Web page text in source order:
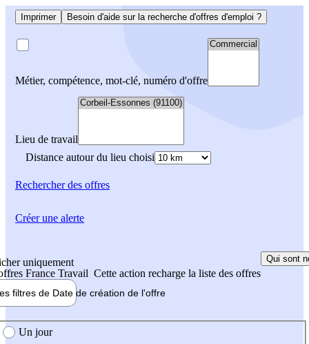
Imprimer Besoin d'aide sur la recherche d'offres d'emploi ?
Métier, compétence, mot-clé, numéro d'offre
Lieu de travail
Distance autour du lieu choisi
Rechercherdes offres
uniquement
France Travail Cette action recharge la liste des offres
Qui sont
filtres de Date de création de l'offre
création de l'offre
Un jour
Créer une alerte